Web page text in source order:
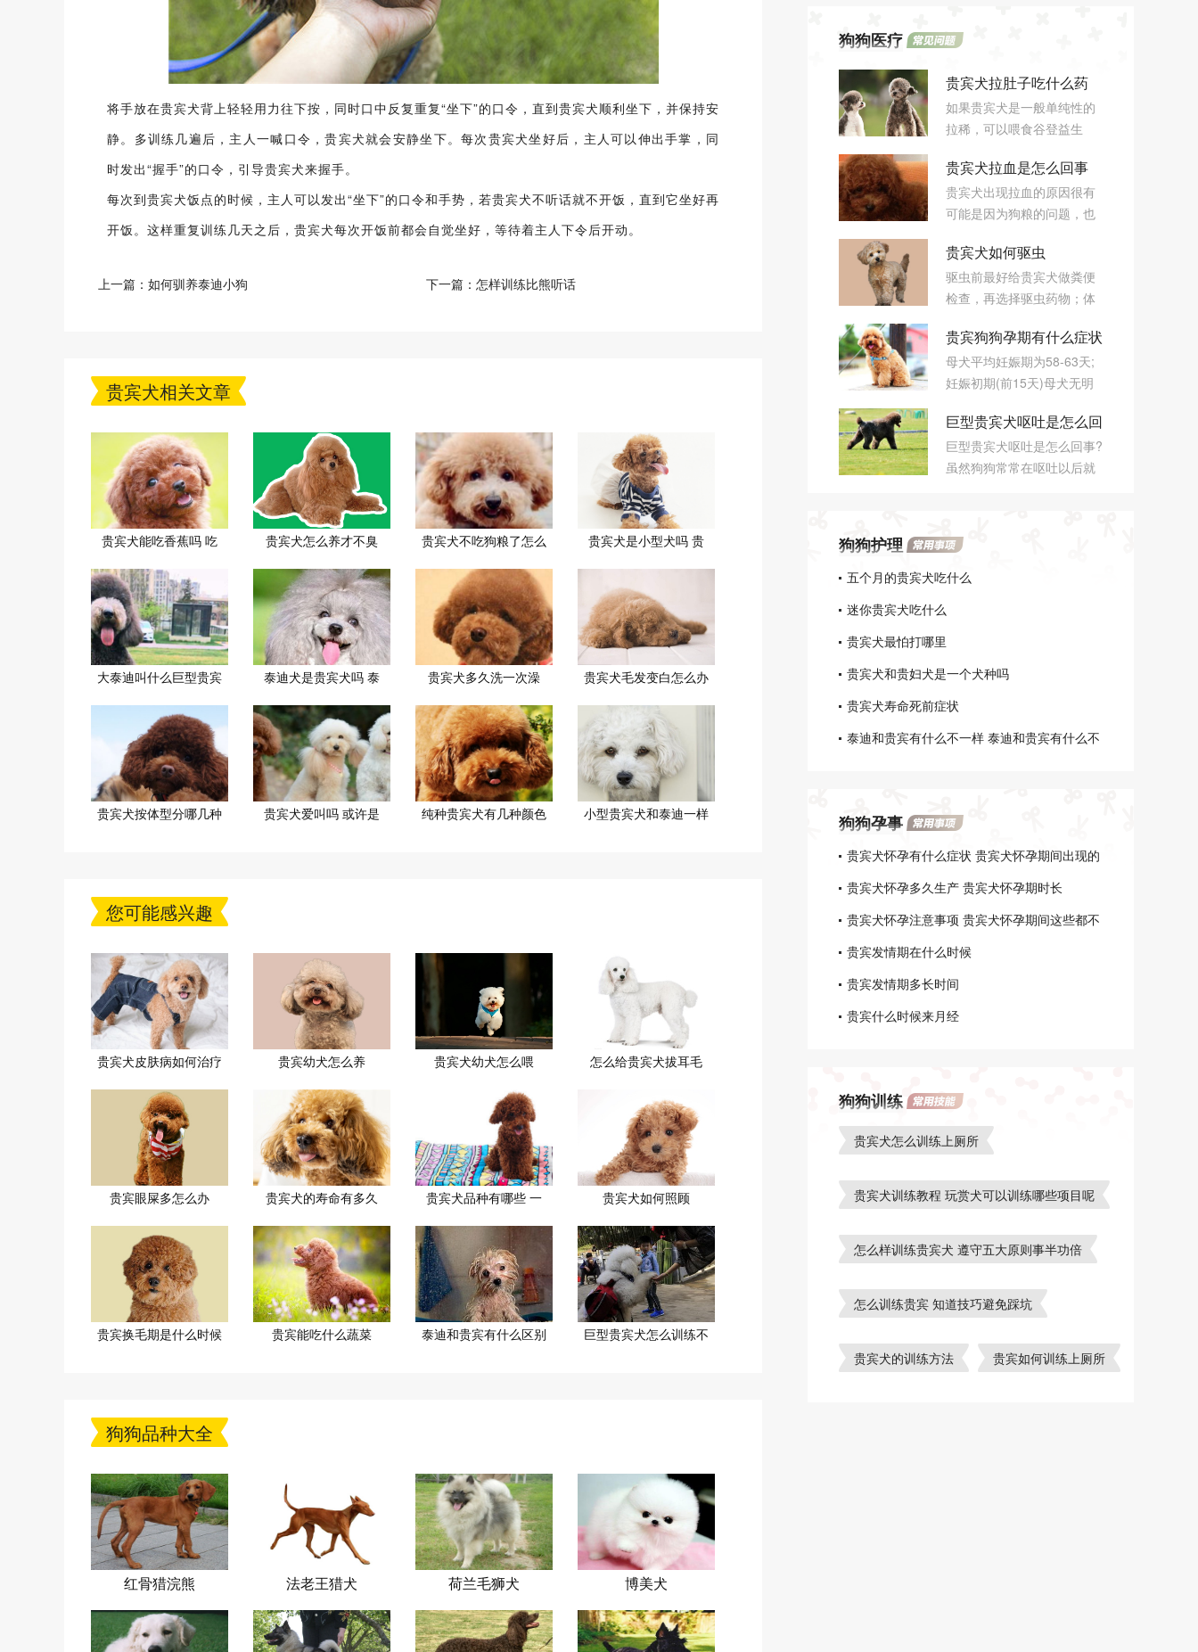
将手放在贵宾犬背上轻轻用力往下按，同时口中反复重复“坐下”的口令，直到贵宾犬顺利坐下，并保持安
静。多训练几遍后，主人一喊口令，贵宾犬就会安静坐下。每次贵宾犬坐好后，主人可以伸出手掌，同
时发出“握手”的口令，引导贵宾犬来握手。
每次到贵宾犬饭点的时候，主人可以发出“坐下”的口令和手势，若贵宾犬不听话就不开饭，直到它坐好再
开饭。这样重复训练几天之后，贵宾犬每次开饭前都会自觉坐好，等待着主人下令后开动。
上一篇： 如何驯养泰迪小狗 下一篇： 怎样训练比熊听话
贵宾犬相关文章
贵宾犬能吃香蕉吗 吃 贵宾犬怎么养才不臭 贵宾犬不吃狗粮了怎么 贵宾犬是小型犬吗 贵
大泰迪叫什么巨型贵宾 泰迪犬是贵宾犬吗 泰 贵宾犬多久洗一次澡 贵宾犬毛发变白怎么办
贵宾犬按体型分哪几种 贵宾犬爱叫吗 或许是 纯种贵宾犬有几种颜色 小型贵宾犬和泰迪一样
您可能感兴趣
贵宾犬皮肤病如何治疗 贵宾幼犬怎么养 贵宾犬幼犬怎么喂 怎么给贵宾犬拔耳毛
贵宾眼屎多怎么办 贵宾犬的寿命有多久 贵宾犬品种有哪些 一 贵宾犬如何照顾
贵宾换毛期是什么时候 贵宾能吃什么蔬菜 泰迪和贵宾有什么区别 巨型贵宾犬怎么训练不
狗狗品种大全
红骨猎浣熊
法老王猎犬 荷兰毛狮犬 博美犬
狗狗医疗
贵宾犬拉肚子吃什么药
根据步骤来吧
如果贵宾犬是一般单纯性的
拉稀，可以喂食谷登益生
益生菌主要成分是凝结芽孢
杆菌、嗜酸乳杆菌、婴儿双
歧杆菌，对于治疗狗狗的腹
粉末状拌在狗粮里或者溶解
后直接喂，先进行观察几
天。
贵宾犬拉血是怎么回事
原因有很多
贵宾犬出现拉血的原因很有
可能是因为狗粮的问题，也
导致贵宾犬出现拉血，也有
可能是因为肠胃的问题，菌
类引起的肠胃问题，可以先
物，再服用益生菌。
贵宾犬如何驱虫
驱虫前最好给贵宾犬做粪便
检查，再选择驱虫药物；体
剂喷在狗狗毛发上，按摩吸
收即可；体内驱虫三个月一
次，使用体内驱虫片，具体
贵宾狗狗孕期有什么症状
母犬平均妊娠期为58-63天;
妊娠初期(前15天)母犬无明
怀孕母犬可能出现食欲减退
和呕吐反应;妊娠后期乳腺慢
慢肿大分泌乳汁，母犬表现
巨型贵宾犬呕吐是怎么回
事 巨型贵宾呕吐处理方
法
巨型贵宾犬呕吐是怎么回事?
虽然狗狗常常在呕吐以后就
狗狗护理
五个月的贵宾犬吃什么
迷你贵宾犬吃什么
贵宾犬最怕打哪里
贵宾犬和贵妇犬是一个犬种吗
贵宾犬寿命死前症状
泰迪和贵宾有什么不一样 泰迪和贵宾有什么不
狗狗孕事
贵宾犬怀孕有什么症状 贵宾犬怀孕期间出现的
不同特征
贵宾犬怀孕多久生产 贵宾犬怀孕期时长
贵宾犬怀孕注意事项 贵宾犬怀孕期间这些都不
能做
贵宾发情期在什么时候
贵宾发情期多长时间
贵宾什么时候来月经
狗狗训练
贵宾犬怎么训练上厕所
贵宾犬训练教程 玩赏犬可以训练哪些项目呢
怎么样训练贵宾犬 遵守五大原则事半功倍
怎么训练贵宾 知道技巧避免踩坑
贵宾犬的训练方法 贵宾如何训练上厕所